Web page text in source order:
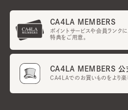
CA4LA MEMBERS
ポイントサービスや会員ランク
特典をご用意。
CA4LA MEMBERS 公
CA4LAでのお買いものをより楽